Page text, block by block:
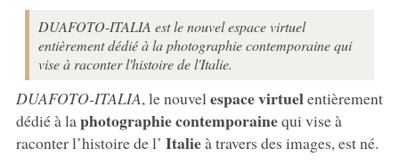
DUAFOTO-ITALIA est le nouvel espace virtuel
entièrement dédié à la photographie contemporaine qui
vise à raconter l'histoire de l'Italie.
DUAFOTO-ITALIA, le nouvel espace virtuelentièrement
dédié à laphotographie contemporainequi vise à
raconter l’histoire de l’ Italieà travers des images, est né.